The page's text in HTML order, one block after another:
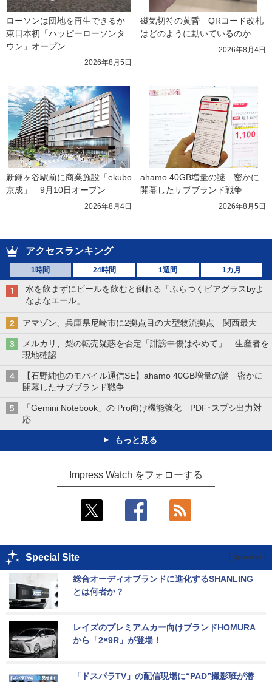
ローソンは団地を再生できるか
東日本初「ハッピーローソンタ
ウン」オープン
2026年8月5日
磁気切符の黄昏　QRコード改札
はどのように動いているのか
2026年8月4日
新鎌ヶ谷駅前に商業施設「ekubo
京成」　9月10日オープン
2026年8月4日
ahamo 40GB増量の謎　密かに
開幕したサブブランド戦争
2026年8月5日
アクセスランキング
1時間 24時間 1週間 1カ月
水を飲まずにビールを飲むと倒れる「ふらつくビアグラスbyよ
なよなエール」
アマゾン、兵庫県尼崎市に2拠点目の大型物流拠点 関西最大
メルカリ、梨の転売疑惑を否定「誹謗中傷はやめて」 生産者を
現地確認
【石野純也のモバイル通信SE】ahamo 40GB増量の謎 密かに
開幕したサブブランド戦争
「Gemini Notebook」の Pro向け機能強化 PDF･スプシ出力対
応
もっと見る
Impress Watch をフォローする
Special Site
総合オーディオブランドに進化するSHANLING
とは何者か？
レイズのプレミアムカー向けブランドHOMURA
から「2×9R」が登場！
「ドスパラTV」の配信現場に“PAD”撮影班が潜